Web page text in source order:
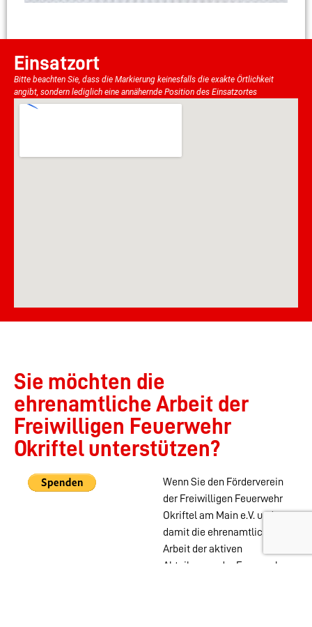
Einsatzort
Bitte beachten Sie, dass die Markierung keinesfalls die exakte Örtlichkeit
angibt, sondern lediglich eine annähernde Position des Einsatzortes
Sie möchten die
ehrenamtliche Arbeit der
Freiwilligen Feuerwehr
Okriftel unterstützen?
Wenn Sie den Förderverein
der Freiwilligen Feuerwehr
Okriftel am Main e.V. und
damit die ehrenamtliche
Arbeit der aktiven
Abteilungen der Feuerwehr